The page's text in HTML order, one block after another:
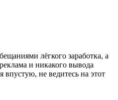
лёгкого заработка, а
и никакого вывода
впустую, не ведитесь на этот